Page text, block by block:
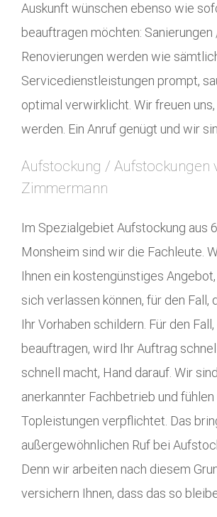
Auskunft wünschen ebenso wie
beauftragen möchten: Sanierungen
Renovierungen werden wie
Servicedienstleistungen prompt,
optimal verwirklicht. Wir freuen
werden. Ein Anruf genügt und wir
Aufstockung / Aufstockungen
Zimmermann
Im Spezialgebiet Aufstockung aus
Monsheim sind wir die Fachleute.
Ihnen ein kostengünstiges
sich verlassen können, für den Fall,
Ihr Vorhaben schildern. Für den
beauftragen, wird Ihr Auftrag
schnell macht, Hand darauf. Wir
anerkannter Fachbetrieb und fühlen
Topleistungen verpflichtet. Das
außergewöhnlichen Ruf bei
Denn wir arbeiten nach diesem
versichern Ihnen, dass das so